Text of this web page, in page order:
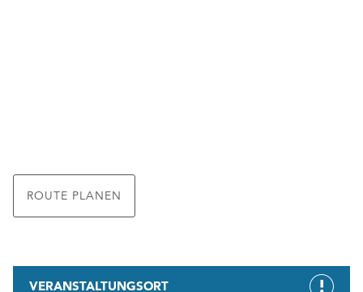
ROUTE PLANEN
VERANSTALTUNGSORT